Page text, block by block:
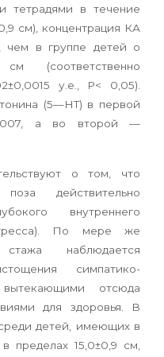
тетрадями в течение
см), концентрация КА
чем в группе детей о
(соответственно
у.е., Р< 0,05).
(5—НТ) в первой
а во второй —
о том, что
действительно
внутреннего
По мере же
наблюдается
симпатико-
отсюда
для здоровья. В
детей, имеющих в
пределах 15,0±0,9 см,